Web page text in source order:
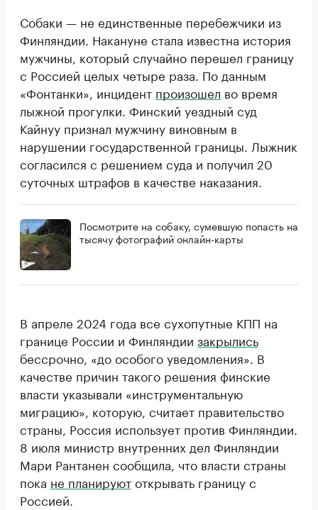
Собаки — не единственные перебежчики из
Финляндии. Накануне стала известна история
мужчины, который случайно перешел границу
с Россией целых четыре раза. По данным
«Фонтанки», инцидент произошел во время
лыжной прогулки. Финский уездный суд
Кайнуу признал мужчину виновным в
нарушении государственной границы. Лыжник
согласился с решением суда и получил 20
суточных штрафов в качестве наказания.
Посмотрите на собаку, сумевшую попасть на
тысячу фотографий онлайн-карты
В апреле 2024 года все сухопутные КПП на
границе России и Финляндии закрылись
бессрочно, «до особого уведомления». В
качестве причин такого решения финские
власти указывали «инструментальную
миграцию», которую, считает правительство
страны, Россия использует против Финляндии.
8 июля министр внутренних дел Финляндии
Мари Рантанен сообщила, что власти страны
пока не планируютоткрывать границу с
Россией.